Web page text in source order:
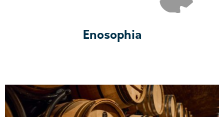
Enosophia